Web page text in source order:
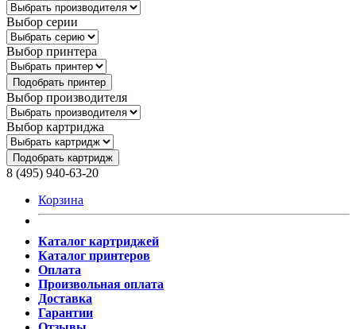
Выбор серии
Выбор принтера
Подобрать принтер
Выбор производителя
Выбор картриджа
Подобрать картридж
8 (495) 940-63-20
Корзина
Каталог картриджей
Каталог принтеров
Оплата
Произвольная оплата
Доставка
Гарантии